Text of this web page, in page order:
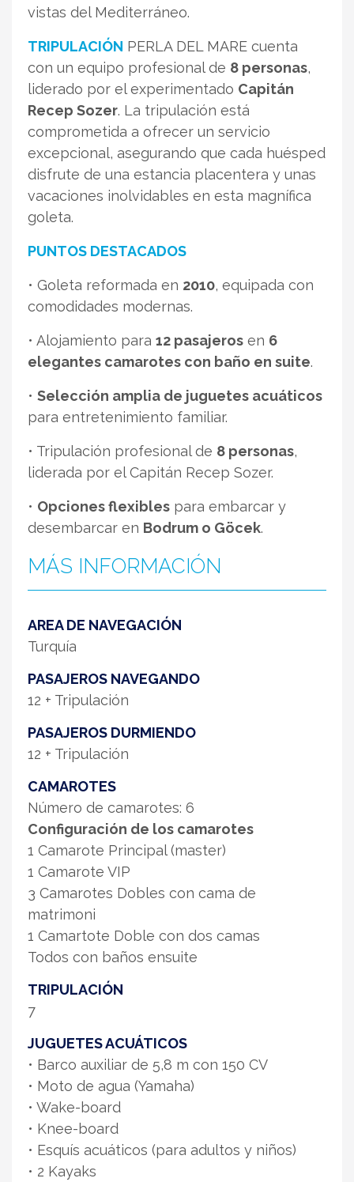
vistas del Mediterráneo.
TRIPULACIÓN PERLA DEL MARE cuenta
con un equipo profesional de 8 personas,
liderado por el experimentado Capitán
Recep Sozer. La tripulación está
comprometida a ofrecer un servicio
excepcional, asegurando que cada huésped
disfrute de una estancia placentera y unas
vacaciones inolvidables en esta magnífica
goleta.
PUNTOS DESTACADOS
• Goleta reformada en 2010, equipada con
comodidades modernas.
• Alojamiento para 12 pasajeros en 6
elegantes camarotes con baño en suite.
• Selección amplia de juguetes acuáticos
para entretenimiento familiar.
• Tripulación profesional de 8 personas,
liderada por el Capitán Recep Sozer.
• Opciones flexibles para embarcar y
desembarcar en Bodrum o Göcek.
MÁS INFORMACIÓN
AREA DE NAVEGACIÓN
Turquía
PASAJEROS NAVEGANDO
12 + Tripulación
PASAJEROS DURMIENDO
12 + Tripulación
CAMAROTES
Número de camarotes: 6
Configuración de los camarotes
1 Camarote Principal (master)
1 Camarote VIP
3 Camarotes Dobles con cama de
matrimoni
1 Camartote Doble con dos camas
Todos con baños ensuite
TRIPULACIÓN
7
JUGUETES ACUÁTICOS
• Barco auxiliar de 5,8 m con 150 CV
• Moto de agua (Yamaha)
• Wake-board
• Knee-board
• Esquís acuáticos (para adultos y niños)
• 2 Kayaks